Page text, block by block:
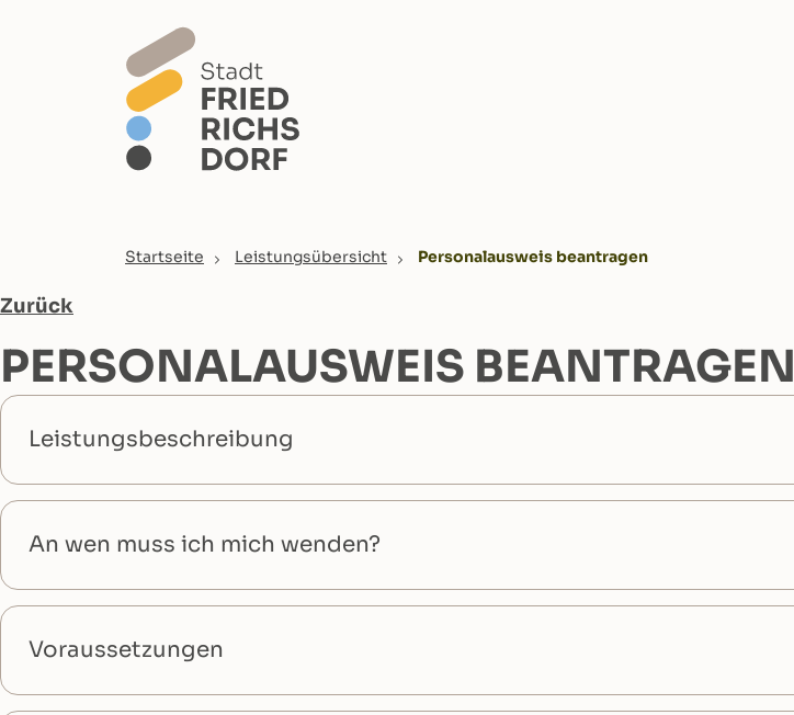
You are here:
Startseite Leistungsübersicht Personalausweis beantragen
Zurück
PERSONALAUSWEIS BEANTRAGEN
Leistungsbeschreibung
An wen muss ich mich wenden?
Voraussetzungen